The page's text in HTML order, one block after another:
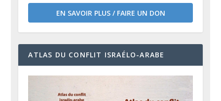
EN SAVOIR PLUS / FAIRE UN DON
ATLAS DU CONFLIT ISRAÉLO-ARABE